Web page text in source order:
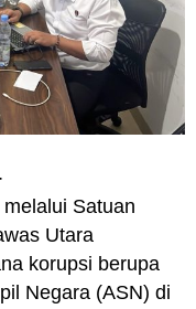
Satuan
Utara
korupsi berupa
Negara (ASN) di